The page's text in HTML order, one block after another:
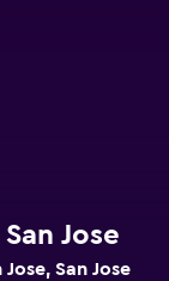
Jose
San Jose